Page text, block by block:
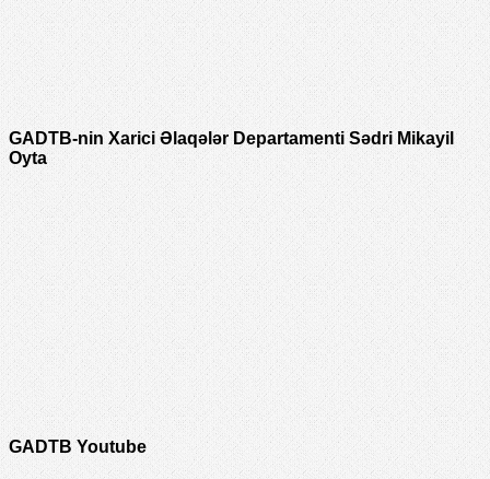
GADTB-nin Xarici Əlaqələr Departamenti Sədri Mikayil
Oyta
GADTB Youtube